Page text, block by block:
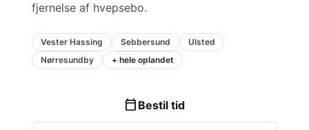
fjernelse af hvepsebo.
Vester Hassing Sebbersund
Ulsted
Nørresundby
+ hele oplandet
calendar_today Bestil tid